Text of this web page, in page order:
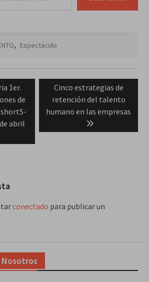
, Espectáculo
1er.
de
abril
Next
post:
Cinco estrategias de
retención del talento
humano en las empresas
conectado para publicar un